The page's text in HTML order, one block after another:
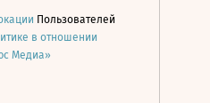
Пользователей
в отношении
Медиа»